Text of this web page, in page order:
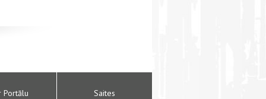
Portālu Saites